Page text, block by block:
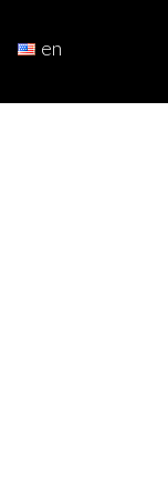
en